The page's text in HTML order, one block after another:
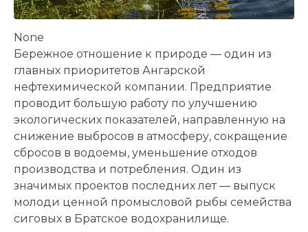
None
Бережное отношение к природе — один из
главных приоритетов Ангарской
нефтехимической компании. Предприятие
проводит большую работу по улучшению
экологических показателей, направленную на
снижение выбросов в атмосферу, сокращение
сбросов в водоемы, уменьшение отходов
производства и потребления. Один из
значимых проектов последних лет — выпуск
молоди ценной промысловой рыбы семейства
сиговых в Братское водохранилище.